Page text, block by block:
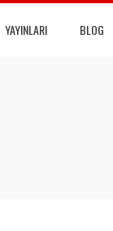
YAYINLARI BLOG